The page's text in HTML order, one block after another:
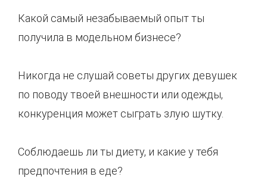
Какой самый незабываемый опыт ты
получила в модельном бизнесе?
Никогда не слушай советы других девушек
по поводу твоей внешности или одежды,
конкуренция может сыграть злую шутку.
Соблюдаешь ли ты диету, и какие у тебя
предпочтения в еде?